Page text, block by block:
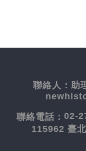
聯絡人： 助
聯絡電話： 02-
115962 臺